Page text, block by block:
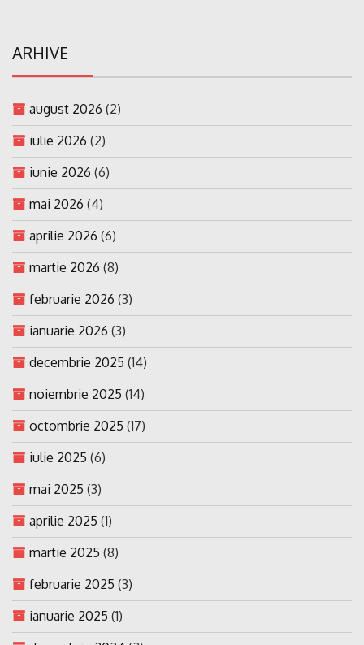
ARHIVE
august 2026 (2)
iulie 2026 (2)
iunie 2026 (6)
mai 2026 (4)
aprilie 2026 (6)
martie 2026 (8)
februarie 2026 (3)
ianuarie 2026 (3)
decembrie 2025 (14)
noiembrie 2025 (14)
octombrie 2025 (17)
iulie 2025 (6)
mai 2025 (3)
aprilie 2025 (1)
martie 2025 (8)
februarie 2025 (3)
ianuarie 2025 (1)